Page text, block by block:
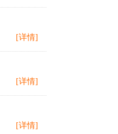
[详情]
[详情]
[详情]